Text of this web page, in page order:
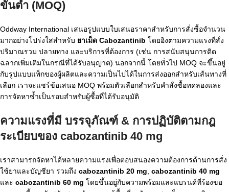
ขั้นต่ำ (MOQ)
Oddway International เสนอรูปแบบใบเสนอราคาสำหรับการสั่งซื้อจำนวน
มากอย่างโปร่งใสสำหรับ ยาเม็ด Cabozantinib โดยอิงตามความแรงที่สั่ง
ปริมาณรวม ปลายทาง และบริการที่ต้องการ (เช่น การสนับสนุนการติด
ฉลากเพิ่มเติมในกรณีที่ได้รับอนุญาต) นอกจากนี้ โดยทั่วไป MOQ จะขึ้นอยู่
กับรูปแบบแพ็กของผู้ผลิตและความเป็นไปได้ในการส่งออกสำหรับเส้นทางที่
เลือก เราจะแชร์ข้อเสนอ MOQ พร้อมตัวเลือกสำหรับคำสั่งซื้อทดลองและ
การจัดหาซ้ำเป็นรอบสำหรับผู้ซื้อที่ได้รับอนุมัติ
ความแรงที่มี บรรจุภัณฑ์ & การปฏิบัติตามกฎ
ระเบียบของ cabozantinib 40 mg
เราสามารถจัดหาได้หลายความแรงเพื่อตอบสนองความต้องการด้านการสั่ง
ใช้ยาและบัญชียา รวมถึง cabozantinib 20 mg cabozantinib 40 mg
และ cabozantinib 60 mg โดยขึ้นอยู่กับความพร้อมและแบรนด์ที่ร้องขอ